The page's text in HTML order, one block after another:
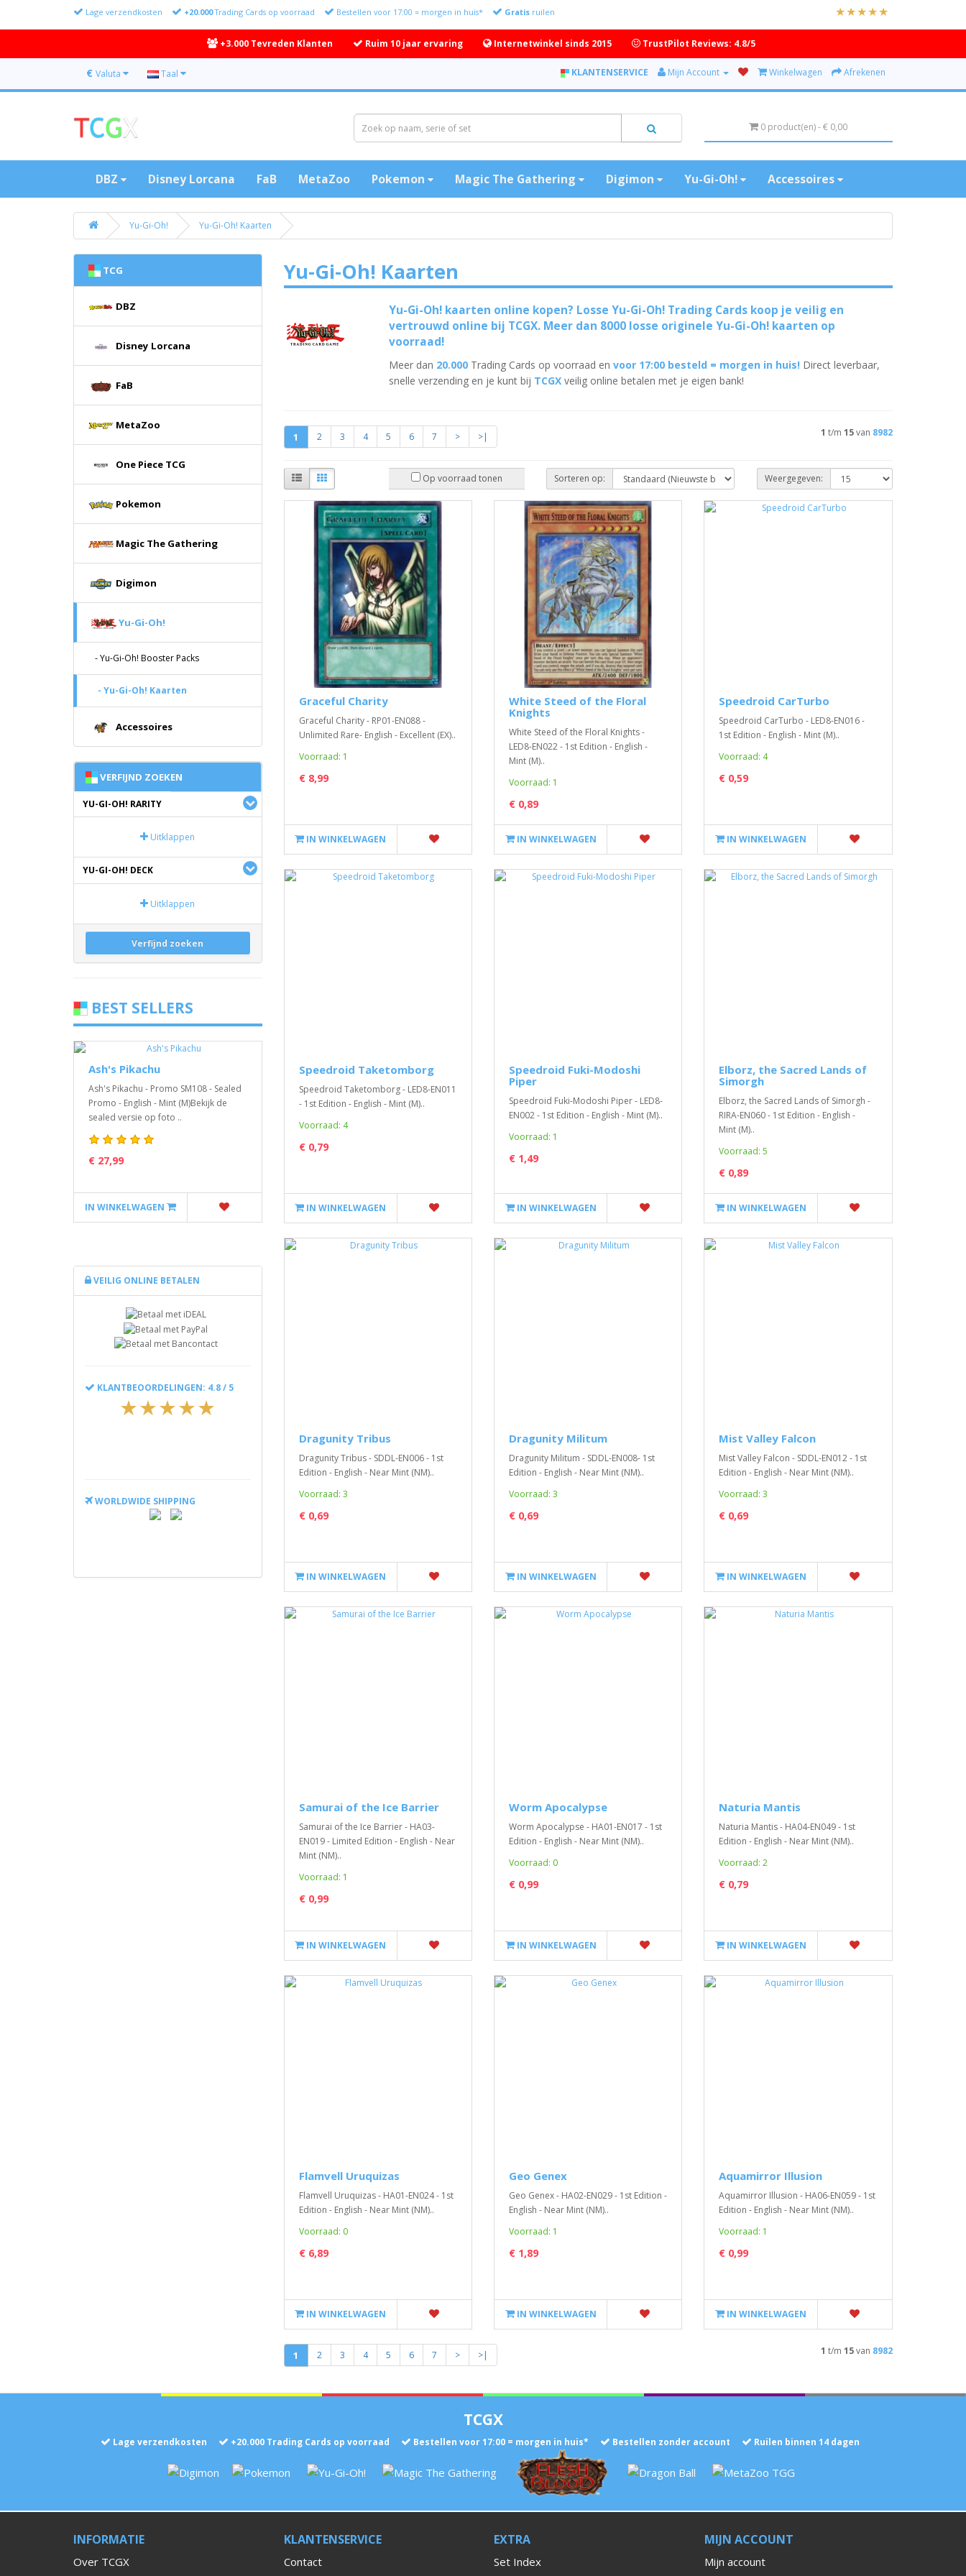
Lage verzendkosten +20.000Trading Cards op voorraad Bestellen voor 17:00 = morgen in huis* Gratis ruilen
+3.000 Tevreden Klanten Ruim 10 jaar ervaring Internetwinkel sinds 2015 TrustPilot Reviews: 4.8/5
€ Valuta Taal KLANTENSERVICE Mijn Account Winkelwagen Afrekenen
0 product(en) - € 0,00
DBZ Disney Lorcana FaB MetaZoo Pokemon Magic The Gathering Digimon Yu-Gi-Oh! Accessoires
Yu-Gi-Oh! Yu-Gi-Oh! Kaarten
TCG
DBZ
Disney Lorcana
FaB
MetaZoo
One Piece TCG
Pokemon
Magic The Gathering
Digimon
Yu-Gi-Oh!
- Yu-Gi-Oh! Booster Packs
- Yu-Gi-Oh! Kaarten
Accessoires
VERFIJND ZOEKEN
YU-GI-OH! RARITY
Uitklappen
YU-GI-OH! DECK
Uitklappen
Verfijnd zoeken
BEST SELLERS
Ash's Pikachu
Ash's Pikachu - Promo SM108 - Sealed
Promo - English - Mint (M)Bekijk de
sealed versie op foto ..
€ 27,99
IN WINKELWAGEN
Pokemon Sword & Shield
Darkness Ablaze
Boosterpack
Een Pokemon Sword & Shield Darkness
Sword & Shield bren..
IN WINKELWAGEN
Pokemon GO – Booster Pack
Pokemon GO – Booster Pack - EN -
NEW..
IN WINKELWAGEN
Pikachu
Pikachu - 10th Anniversary Promo - 012
- English - Mint (M) * Zeldzaam - perfect
voor evt ..
€ 89,99
IN WINKELWAGEN
VEILIG ONLINE BETALEN
KLANTBEOORDELINGEN: 4.8 / 5
WORLDWIDE SHIPPING
Yu-Gi-Oh! Kaarten
Yu-Gi-Oh! kaarten online kopen? Losse Yu-Gi-Oh! Trading Cards koop je veilig en
vertrouwd online bij TCGX. Meer dan 8000 losse originele Yu-Gi-Oh! kaarten op
voorraad!
Meer dan 20.000Trading Cards op voorraad en voor 17:00 besteld = morgen in huis! Direct leverbaar,
snelle verzending en je kunt bij TCGXveilig online betalen met je eigen bank!
1 2 3 4 5 6 7 > >| 1 t/m 15van 8982
Op voorraad tonen Sorteren op: Weergegeven:
Graceful Charity
Graceful Charity - RP01-EN088 -
Unlimited Rare- English - Excellent (EX)..
Voorraad: 1
€ 8,99
IN WINKELWAGEN
White Steed of the Floral
Knights
White Steed of the Floral Knights -
LED8-EN022 - 1st Edition - English -
Mint (M)..
Voorraad: 1
€ 0,89
IN WINKELWAGEN
Speedroid CarTurbo
Speedroid CarTurbo - LED8-EN016 -
1st Edition - English - Mint (M)..
Voorraad: 4
€ 0,59
IN WINKELWAGEN
Speedroid Taketomborg
Speedroid Taketomborg - LED8-EN011
- 1st Edition - English - Mint (M)..
Voorraad: 4
€ 0,79
IN WINKELWAGEN
Speedroid Fuki-Modoshi
Piper
Speedroid Fuki-Modoshi Piper - LED8-
EN002 - 1st Edition - English - Mint (M)..
Voorraad: 1
€ 1,49
IN WINKELWAGEN
Elborz, the Sacred Lands of
Simorgh
Elborz, the Sacred Lands of Simorgh -
RIRA-EN060 - 1st Edition - English -
Mint (M)..
Voorraad: 5
€ 0,89
IN WINKELWAGEN
Dragunity Tribus
Dragunity Tribus - SDDL-EN006 - 1st
Edition - English - Near Mint (NM)..
Voorraad: 3
€ 0,69
IN WINKELWAGEN
Dragunity Militum
Dragunity Militum - SDDL-EN008- 1st
Edition - English - Near Mint (NM)..
Voorraad: 3
€ 0,69
IN WINKELWAGEN
Mist Valley Falcon
Mist Valley Falcon - SDDL-EN012 - 1st
Edition - English - Near Mint (NM)..
Voorraad: 3
€ 0,69
IN WINKELWAGEN
Samurai of the Ice Barrier
Samurai of the Ice Barrier - HA03-
EN019 - Limited Edition - English - Near
Mint (NM)..
Voorraad: 1
€ 0,99
IN WINKELWAGEN
Worm Apocalypse
Worm Apocalypse - HA01-EN017 - 1st
Edition - English - Near Mint (NM)..
Voorraad: 0
€ 0,99
IN WINKELWAGEN
Naturia Mantis
Naturia Mantis - HA04-EN049 - 1st
Edition - English - Near Mint (NM)..
Voorraad: 2
€ 0,79
IN WINKELWAGEN
Flamvell Uruquizas
Flamvell Uruquizas - HA01-EN024 - 1st
Edition - English - Near Mint (NM)..
Voorraad: 0
€ 6,89
IN WINKELWAGEN
Geo Genex
Geo Genex - HA02-EN029 - 1st Edition -
English - Near Mint (NM)..
Voorraad: 1
€ 1,89
IN WINKELWAGEN
Aquamirror Illusion
Aquamirror Illusion - HA06-EN059 - 1st
Edition - English - Near Mint (NM)..
Voorraad: 1
€ 0,99
IN WINKELWAGEN
1 2 3 4 5 6 7 > >| 1 t/m 15van 8982
TCGX
Lage verzendkosten +20.000 Trading Cards op voorraad Bestellen voor 17:00 = morgen in huis* Bestellen zonder account Ruilen binnen 14 dagen
INFORMATIE
Over TCGX
KLANTENSERVICE
Contact
EXTRA
Set Index
MIJN ACCOUNT
Mijn account